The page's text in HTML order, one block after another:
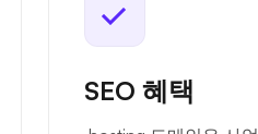
SEO 혜택